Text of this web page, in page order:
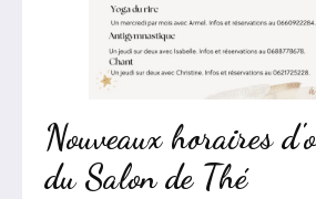
Nouveaux horaires
du Salon de Thé